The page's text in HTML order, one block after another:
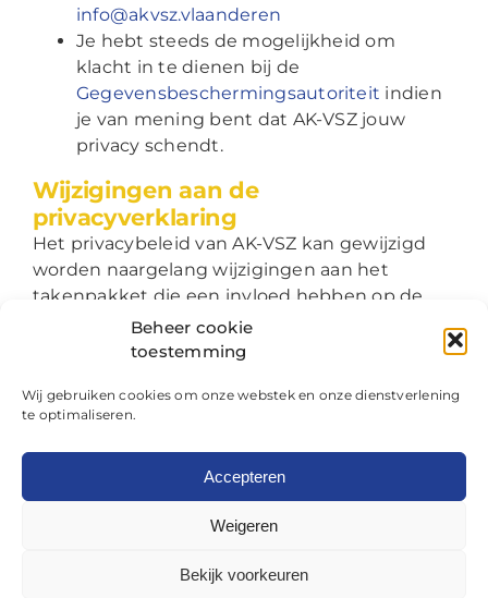
Beheer cookie
toestemming
Wij gebruiken cookies om onze webstek en onze dienstverlening
te optimaliseren.
Accepteren
Weigeren
Bekijk voorkeuren
info@akvsz.vlaanderen
Je hebt steeds de mogelijkheid om
klacht in te dienen bij de
Gegevensbeschermingsautoriteit indien
je van mening bent dat AK-VSZ jouw
privacy schendt.
Wijzigingen aan de
privacyverklaring
Het privacybeleid van AK-VSZ kan gewijzigd
worden naargelang wijzigingen aan het
takenpakket die een invloed hebben op de
verwerking van persoonsgegevens. AK-VSZ zal
alle wijzigingen in het privacybeleid publiceren
|Steun AK-VSZ